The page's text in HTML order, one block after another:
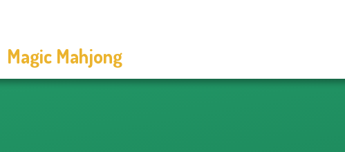
Magic Mahjong